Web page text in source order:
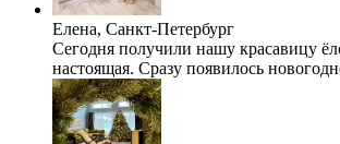
Елена, Санкт-Петербург
Сегодня получили нашу красавицу
настоящая. Сразу появилось